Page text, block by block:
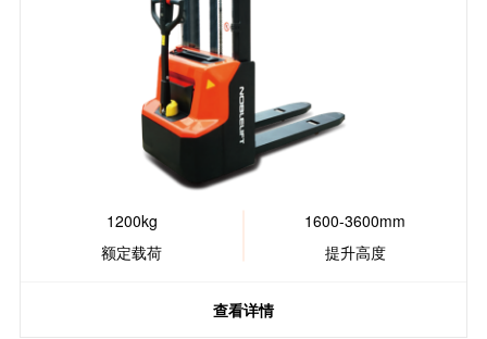
1200kg
额定载荷
1600-3600mm
提升高度
查看详情